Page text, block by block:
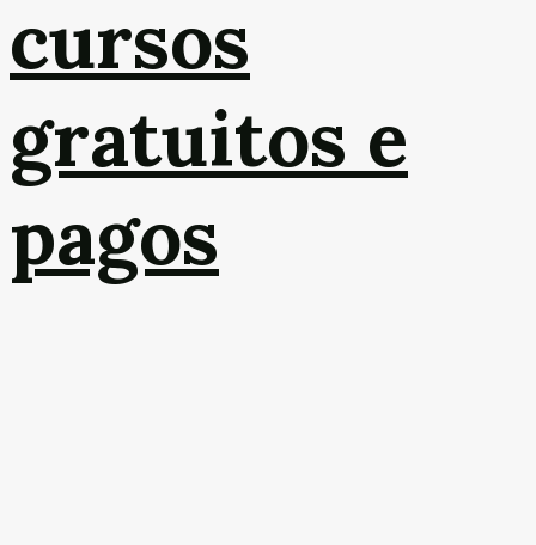
cursos
gratuitos e
pagos